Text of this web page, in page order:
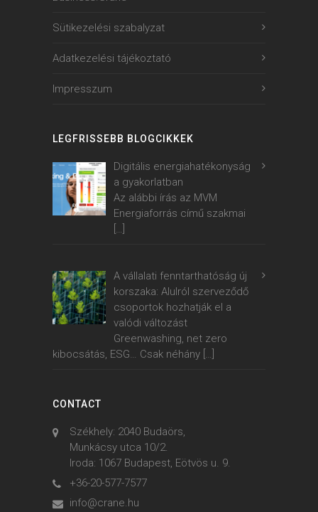
Sütikezelési szabalyzat
Adatkezelési tájékoztató
Impresszum
LEGFRISSEBB BLOGCIKKEK
Digitális energiahatékonyság
a gyakorlatban
Az alábbi írás az MVM
Energiaforrás című szakmai
[…]
A vállalati fenntarthatóság új
korszaka: Alulról szerveződő
csoportok hozhatják el a
valódi változást
Greenwashing, net zero
kibocsátás, ESG… Csak néhány […]
CONTACT
Székhely: 2040 Budaörs,
Munkácsy utca 10/2.
Iroda: 1067 Budapest, Eötvös u. 9.
+36-20-577-7577
info@crane.hu